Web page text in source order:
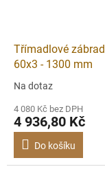
Třímadlové
60x3 - 1300 mm
Na dotaz
4 080 Kč bez DPH
4 936,80 Kč
Do košíku